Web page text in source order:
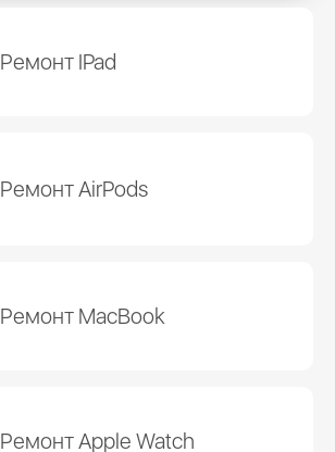
Ремонт IPad
Ремонт AirPods
Ремонт MacBook
Ремонт Apple Watch